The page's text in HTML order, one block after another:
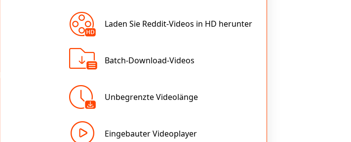
Laden Sie Reddit-Videos in HD herunter
Batch-Download-Videos
Unbegrenzte Videolänge
Eingebauter Videoplayer